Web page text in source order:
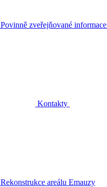
Povinně zveřejňované informace
Kontakty
Rekonstrukce areálu Emauzy